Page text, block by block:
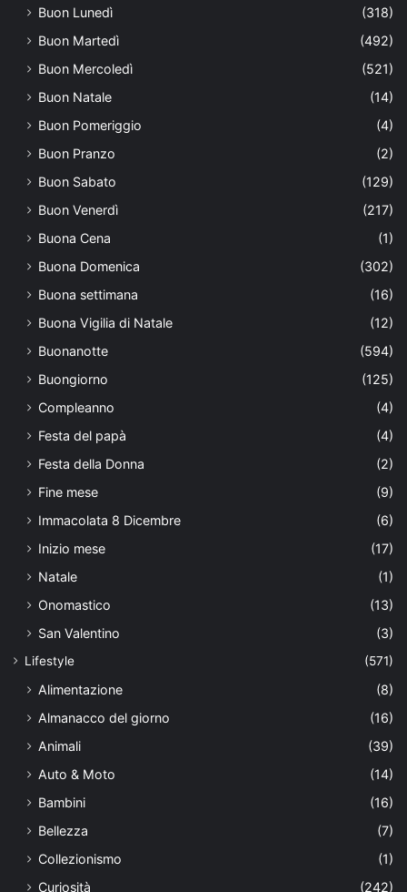
Buon Lunedì
(318)
Buon Martedì
(492)
Buon Mercoledì
(521)
Buon Natale
(14)
Buon Pomeriggio
(4)
Buon Pranzo
(2)
Buon Sabato
(129)
Buon Venerdì
(217)
Buona Cena
(1)
Buona Domenica
(302)
Buona settimana
(16)
Buona Vigilia di Natale
(12)
Buonanotte
(594)
Buongiorno
(125)
Compleanno
(4)
Festa del papà
(4)
Festa della Donna
(2)
Fine mese
(9)
Immacolata 8 Dicembre
(6)
Inizio mese
(17)
Natale
(1)
Onomastico
(13)
San Valentino
(3)
Lifestyle (571)
Alimentazione
(8)
Almanacco del giorno
(16)
Animali
(39)
Auto & Moto
(14)
Bambini
(16)
Bellezza
(7)
Collezionismo
(1)
Curiosità
(242)